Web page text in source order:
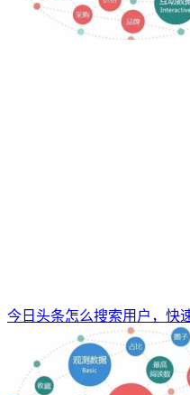
今日头条怎么搜索用户，快